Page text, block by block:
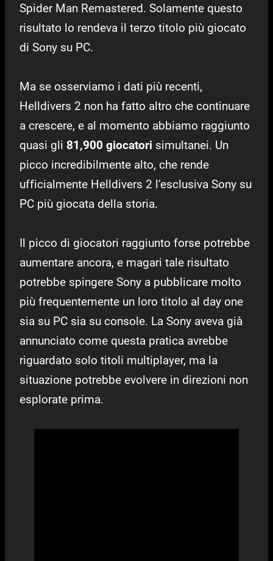
Spider Man Remastered. Solamente questo
risultato lo rendeva il terzo titolo più giocato
di Sony su PC.
Ma se osserviamo i dati più recenti,
Helldivers 2 non ha fatto altro che continuare
a crescere, e al momento abbiamo raggiunto
quasi gli 81,900 giocatori simultanei. Un
picco incredibilmente alto, che rende
ufficialmente Helldivers 2 l’esclusiva Sony su
PC più giocata della storia.
Il picco di giocatori raggiunto forse potrebbe
aumentare ancora, e magari tale risultato
potrebbe spingere Sony a pubblicare molto
più frequentemente un loro titolo al day one
sia su PC sia su console. La Sony aveva già
annunciato come questa pratica avrebbe
riguardato solo titoli multiplayer, ma la
situazione potrebbe evolvere in direzioni non
esplorate prima.